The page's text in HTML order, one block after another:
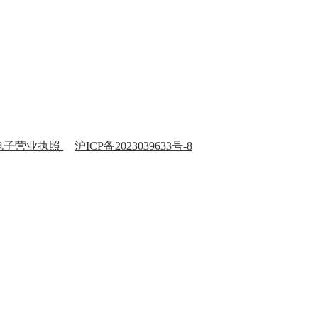
子营业执照 沪ICP备2023039633号-8